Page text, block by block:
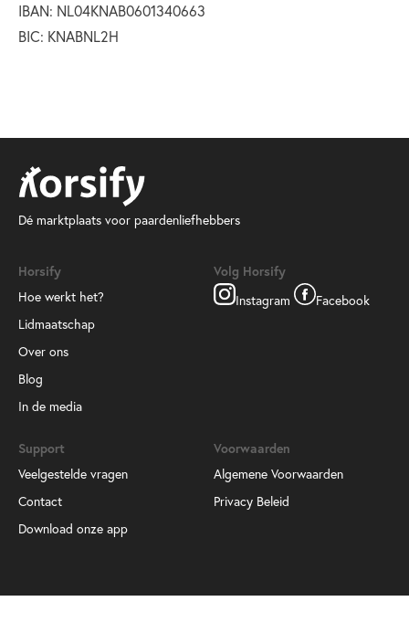
IBAN: NL04KNAB0601340663
BIC: KNABNL2H
Dé marktplaats voor paardenliefhebbers
Horsify
Hoe werkt het?
Lidmaatschap
Over ons
Blog
In de media
Volg Horsify
Instagram
Facebook
Support
Veelgestelde vragen
Contact
Download onze app
Voorwaarden
Algemene Voorwaarden
Privacy Beleid